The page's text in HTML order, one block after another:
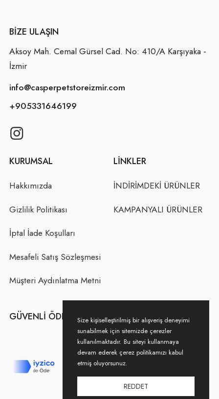
BIZE ULAŞIN
Aksoy Mah. Cemal Gürsel Cad. No: 410/A Karşıyaka -
İzmir
info@casperpetstoreizmir.com
+905331646199
KURUMSAL
Hakkımızda
Gizlilik Politikası
İptal İade Koşulları
Mesafeli Satış Sözleşmesi
Müşteri Aydınlatma Metni
LINKLER
İNDİRİMDEKİ ÜRÜNLER
KAMPANYALI ÜRÜNLER
GÜVENLI ÖDEMESize kişiselleştirilmiş bir alışveriş deneyimi
sunabilmek için sitemizde çerezler
kullanılmaktadır. Bu siteyi kullanmaya
devam ederek çerez politikamızı kabul
etmiş oluyorsunuz.
REDDET